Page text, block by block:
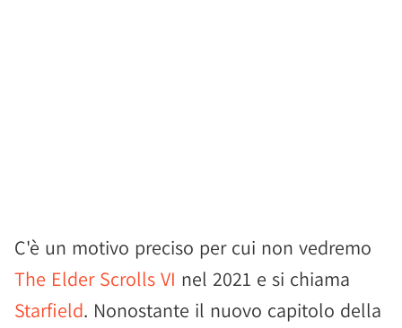
C'è un motivo preciso per cui non vedremo
The Elder Scrolls VI nel 2021 e si chiama
Starfield. Nonostante il nuovo capitolo della